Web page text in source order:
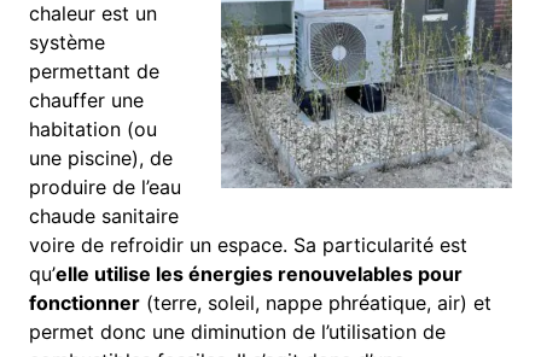
chaleur est un
système
permettant de
chauffer une
habitation (ou
une piscine), de
produire de l’eau
chaude sanitaire
voire de refroidir un espace. Sa particularité est
qu’elle utilise les énergies renouvelables pour
fonctionner (terre, soleil, nappe phréatique, air) et
permet donc une diminution de l’utilisation de